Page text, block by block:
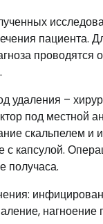
пациента.
проводятся
удаления –
под местной
скальпелем и
капсулой.
получаса.